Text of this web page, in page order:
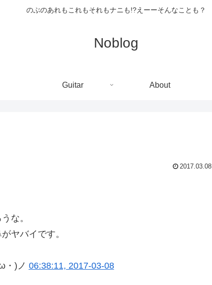
のぶのあれもこれもそれもナニも!?えーーそんなことも？
Noblog
Guitar About
2017.03.08
な。
ヤバイです。
・)ノ 06:38:11, 2017-03-08